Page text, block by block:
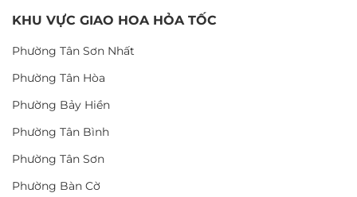
KHU VỰC GIAO HOA HỎA TỐC
Phường Tân Sơn Nhất
Phường Tân Hòa
Phường Bảy Hiền
Phường Tân Bình
Phường Tân Sơn
Phường Bàn Cờ